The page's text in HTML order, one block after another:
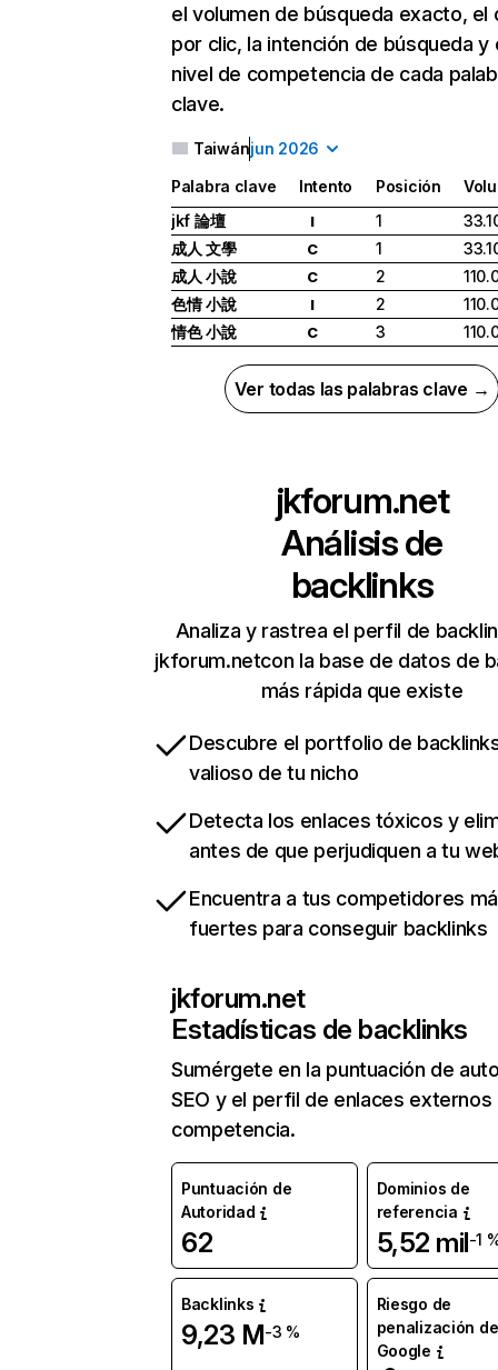
el volumen de búsqueda exacto, el
por clic, la intención de búsqueda y
nivel de competencia de cada
clave.
Taiwánjun 2026
Palabra clave Intento Posición
jkf 論壇
I 1
成人 文學
C 1
成人 小說
C 2
色情 小說
I 2
情色 小說
C 3
Ver todas las palabras clave →
jkforum.net
Análisis de
backlinks
Analiza y rastrea el perfil de
jkforum.netcon la base de datos de
más rápida que existe
Descubre el portfolio de
valioso de tu nicho
Detecta los enlaces tóxicos y
antes de que perjudiquen a tu
Encuentra a tus competidores
fuertes para conseguir backlinks
jkforum.net
Estadísticas de backlinks
Sumérgete en la puntuación de
SEO y el perfil de enlaces externos
competencia.
Puntuación de
Autoridad
62
Dominios de
referencia
5,52 mil-1
Backlinks
9,23 M-3 %
Riesgo de
penalización de
Google